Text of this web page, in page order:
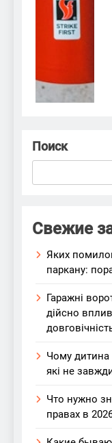
Поиск
Свежие
Яких
паркану:
Гаражні
дійсно
Чому дитина
які не
Что нужно
правах в